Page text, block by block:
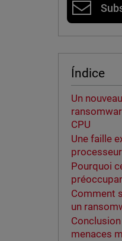
Índice
Un
CPU
Une faille
Pourquoi
Comment
un
menaces